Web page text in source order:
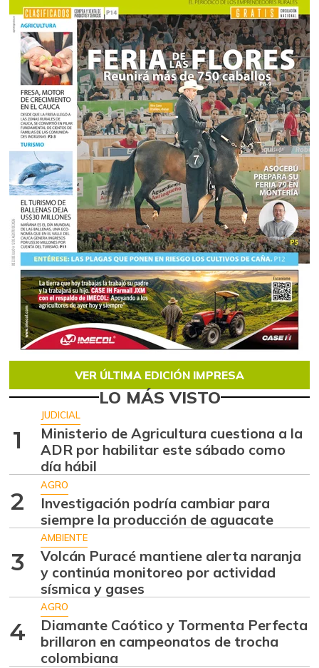
VER ÚLTIMA EDICIÓN IMPRESA
LO MÁS VISTO
1
JUDICIAL
Ministerio de Agricultura cuestiona a la
ADR por habilitar este sábado como
día hábil
2
AGRO
Investigación podría cambiar para
siempre la producción de aguacate
3
AMBIENTE
Volcán Puracé mantiene alerta naranja
y continúa monitoreo por actividad
sísmica y gases
4
AGRO
Diamante Caótico y Tormenta Perfecta
brillaron en campeonatos de trocha
colombiana